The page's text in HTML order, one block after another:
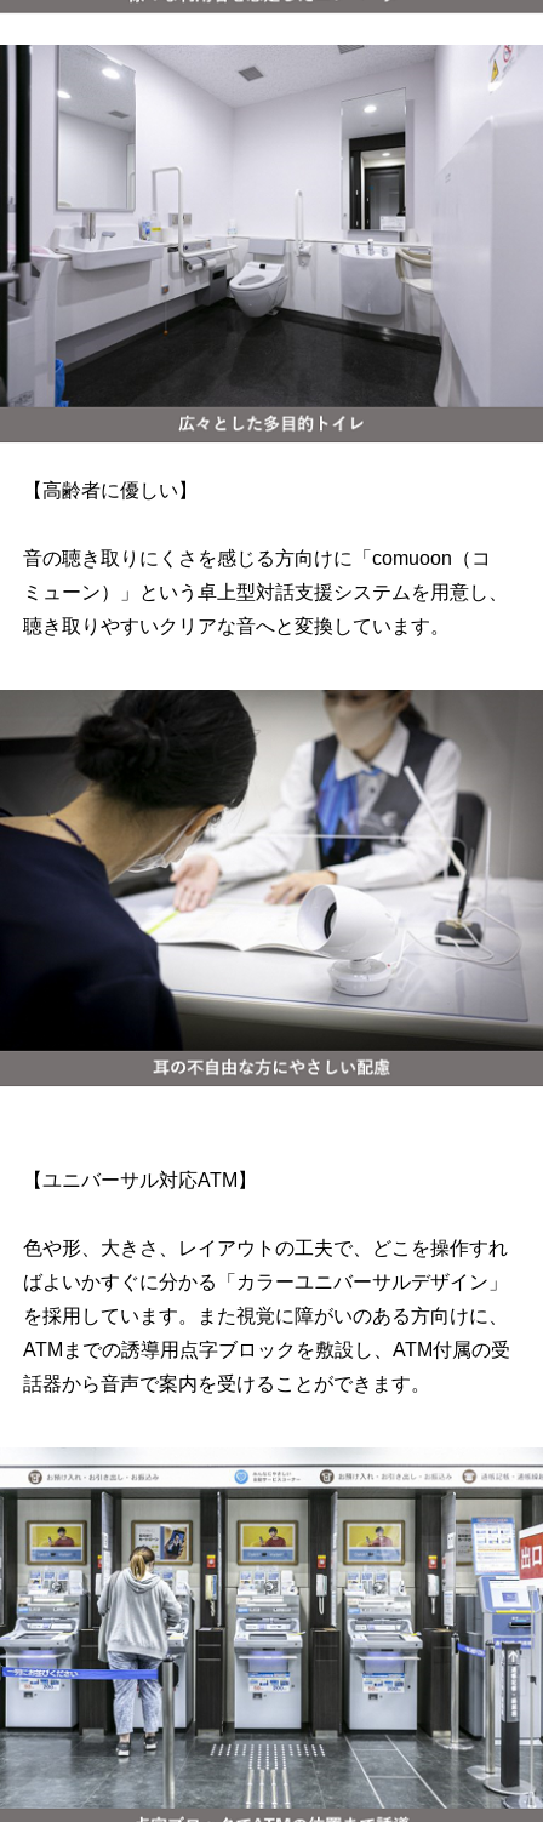
【高齢者に優しい】
音の聴き取りにくさを感じる方向けに「comuoon（コ
ミューン）」という卓上型対話支援システムを用意し、
聴き取りやすいクリアな音へと変換しています。
【ユニバーサル対応ATM】
色や形、大きさ、レイアウトの工夫で、どこを操作すれ
ばよいかすぐに分かる「カラーユニバーサルデザイン」
を採用しています。また視覚に障がいのある方向けに、
ATMまでの誘導用点字ブロックを敷設し、ATM付属の受
話器から音声で案内を受けることができます。